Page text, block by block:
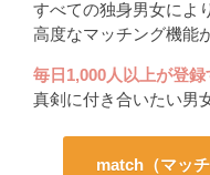
すべての独身男女によ
高度なマッチング機能
毎日1,000人以上が登
真剣に付き合いたい男
match（マッ